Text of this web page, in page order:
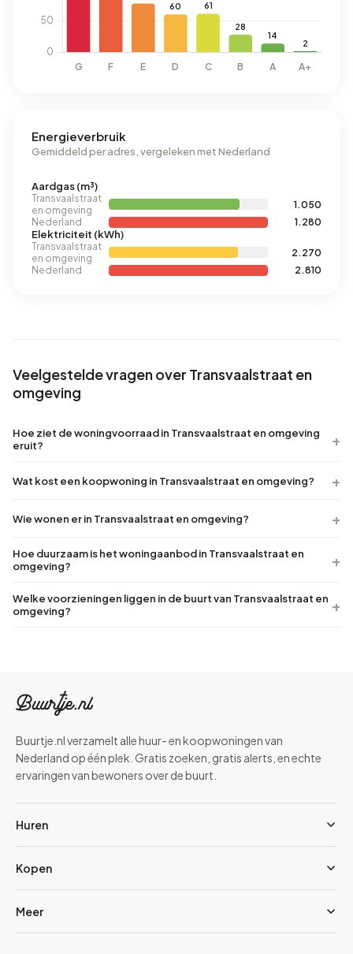
Energieverbruik
Gemiddeld per adres, vergeleken met Nederland
Aardgas (m³)
Transvaalstraat
en omgeving
1.050
Nederland
1.280
Elektriciteit (kWh)
Transvaalstraat
en omgeving
2.270
Nederland
2.810
Veelgestelde vragen over Transvaalstraat en
omgeving
Hoe ziet de woningvoorraad in Transvaalstraat en omgeving
eruit?
Wat kost een koopwoning in Transvaalstraat en omgeving?
Wie wonen er in Transvaalstraat en omgeving?
Hoe duurzaam is het woningaanbod in Transvaalstraat en
omgeving?
Welke voorzieningen liggen in de buurt van Transvaalstraat en
omgeving?
Buurtje.nl verzamelt alle huur- en koopwoningen van
Nederland op één plek. Gratis zoeken, gratis alerts, en echte
ervaringen van bewoners over de buurt.
Huren
Kopen
Meer